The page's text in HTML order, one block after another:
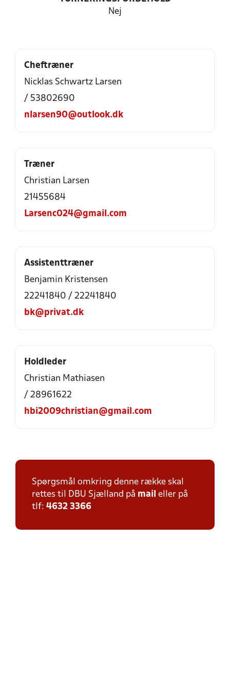
Nej
Cheftræner
Nicklas Schwartz Larsen
/ 53802690
nlarsen90@outlook.dk
Træner
Christian Larsen
21455684
Larsenc024@gmail.com
Assistenttræner
Benjamin Kristensen
22241840 / 22241840
bk@privat.dk
Holdleder
Christian Mathiasen
/ 28961622
hbi2009christian@gmail.com
Spørgsmål omkring denne række skal
rettes til DBU Sjælland på mail eller på
tlf: 4632 3366